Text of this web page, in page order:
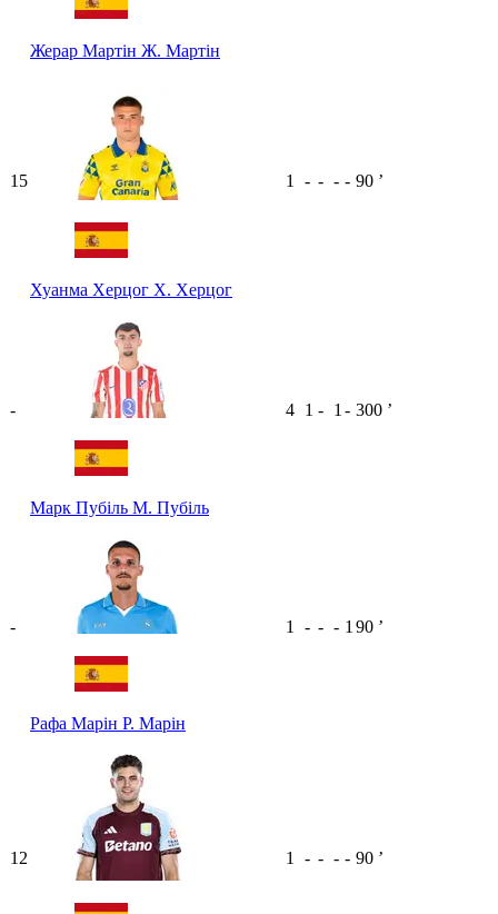
Жерар Мартін Ж. Мартін
15
Хуанма Херцог Х. Херцог
1 - - - - 90 ʼ
-
Марк Пубіль М. Пубіль
4 1 - 1 - 300 ʼ
-
Рафа Марін Р. Марін
1 - - - 1 90 ʼ
12 1 - - - - 90 ʼ